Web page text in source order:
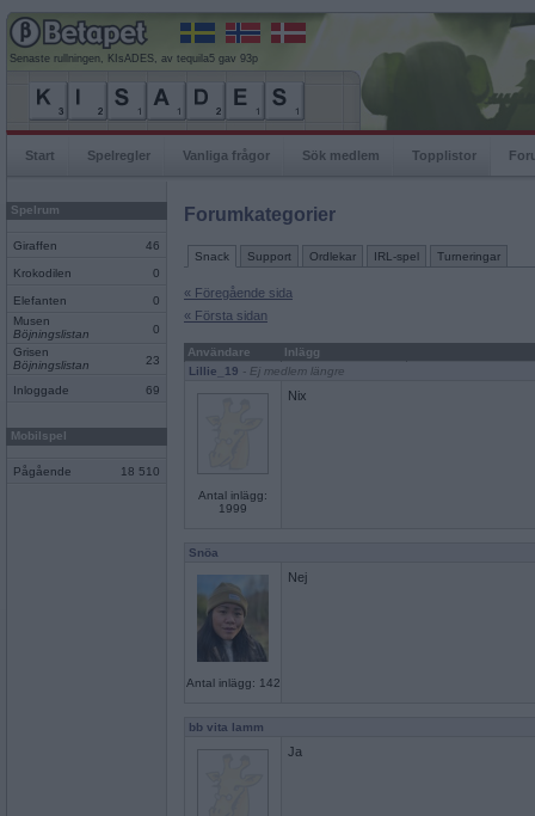
Senaste rullningen, KIsADES, av tequila5 gav 93p
Start Spelregler Vanliga frågor Sök medlem Topplistor
Spelrum
Giraffen 46
Krokodilen 0
Elefanten
0
Musen
Böjningslistan
0
Grisen
Böjningslistan
23
Inloggade 69
Mobilspel
Pågående 18 510
Forumkategorier
Snack Support Ordlekar IRL-spel Turneringar
« Föregående sida
« Första sidan
Användare
Inlägg
Lillie_19 - Ej medlem längre
Antal inlägg:
1999
Nix
Snöa
Antal inlägg: 142
Nej
bb vita lamm
Ja